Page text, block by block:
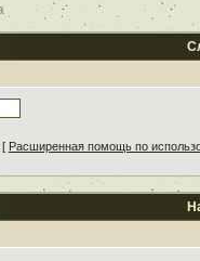
[ Расширенная помощь по